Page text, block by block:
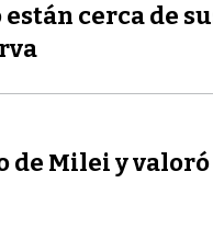
cerca de
Milei y